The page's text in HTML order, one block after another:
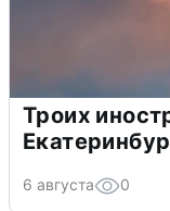
Троих
6 августа 0